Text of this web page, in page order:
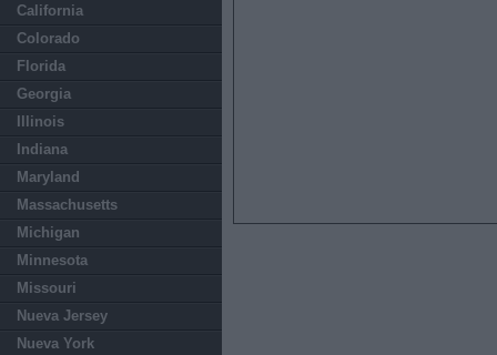
California
Colorado
Florida
Georgia
Illinois
Indiana
Maryland
Massachusetts
Michigan
Minnesota
Missouri
Nueva Jersey
Nueva York